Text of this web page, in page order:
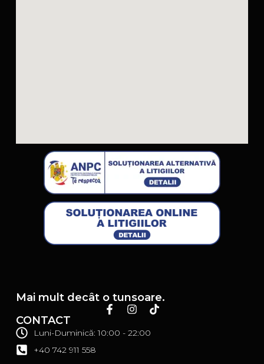
Mai mult decât o tunsoare.
CONTACT
Luni-Duminică: 10:00 - 22:00
+40 742 911 558